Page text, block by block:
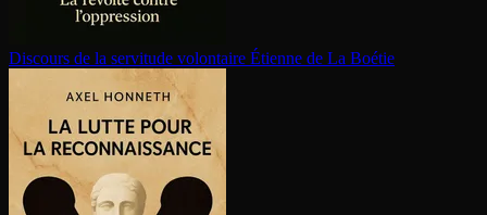
Discours de la servitude volontaire Étienne de La Boétie